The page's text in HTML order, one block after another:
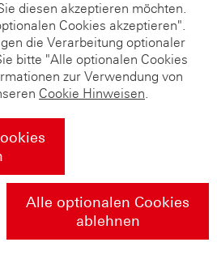
diesen akzeptieren möchten.
Cookies akzeptieren".
die Verarbeitung optionaler
bitte "Alle optionalen Cookies
zur Verwendung von
Cookie Hinweisen.
Alle optionalen Cookies
ablehnen